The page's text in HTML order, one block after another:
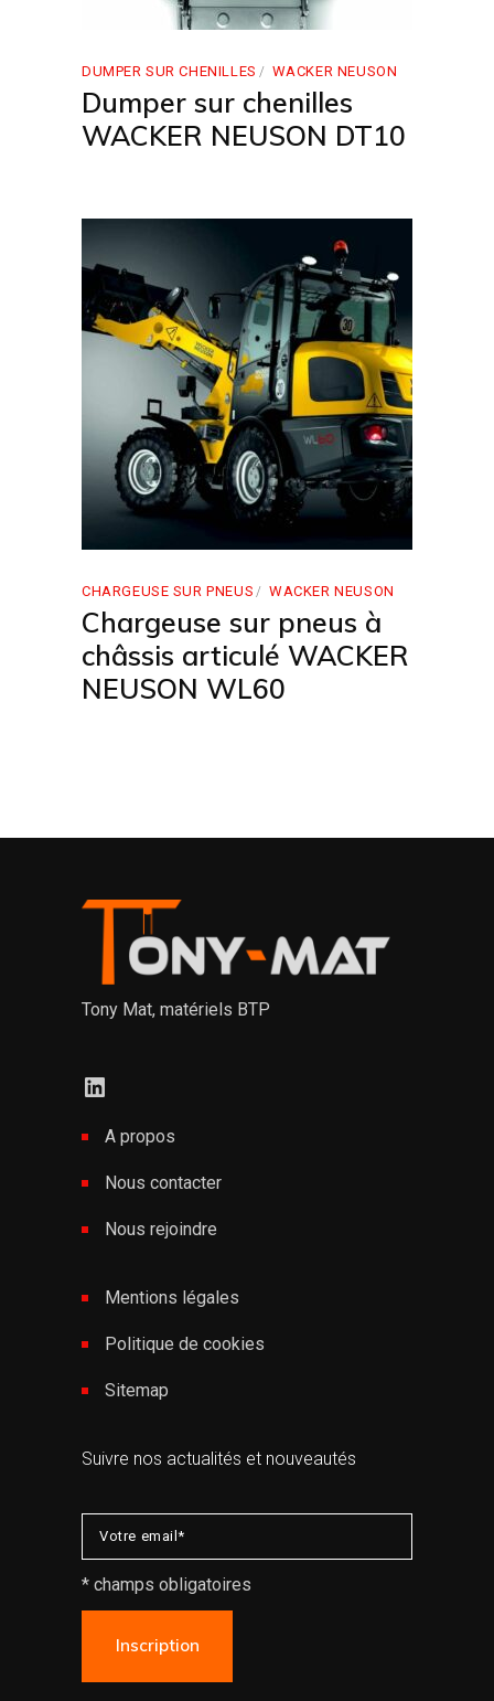
DUMPER SUR CHENILLES WACKER NEUSON
Dumper sur chenilles
WACKER NEUSON DT10
CHARGEUSE SUR PNEUS WACKER NEUSON
Chargeuse sur pneus à
châssis articulé WACKER
NEUSON WL60
Tony Mat, matériels BTP
LinkedIn
A propos
Nous contacter
Nous rejoindre
Mentions légales
Politique de cookies
Sitemap
Suivre nos actualités et nouveautés
* champs obligatoires